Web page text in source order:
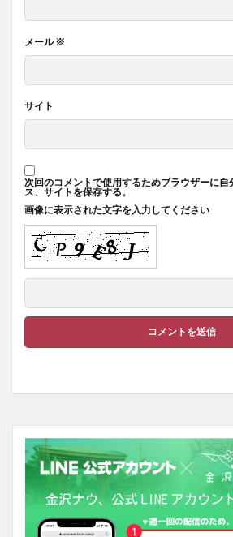
メール※
サイト
次回のコメントで使用するためブラウザーに自
ス、サイトを保存する。
画像に表示された文字を入力してください